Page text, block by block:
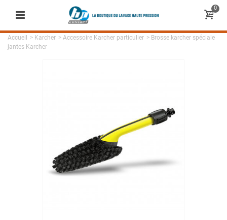
0
Accueil > Karcher > Accessoire Karcher particulier > Brosse karcher spéciale
jantes Karcher